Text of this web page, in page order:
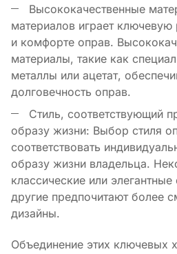
Высококачественные
материалов играет ключевую
и комфорте оправ.
материалы, такие как
металлы или ацетат,
долговечность оправ.
Стиль, соответствующий
образу жизни: Выбор стиля
соответствовать
образу жизни владельца.
классические или
другие предпочитают более
дизайны.
Объединение этих ключевых